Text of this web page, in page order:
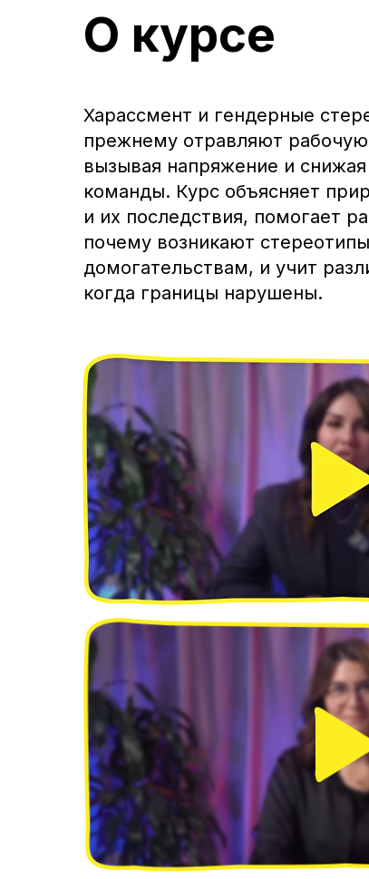
О курсе
Харассмент и гендерные
прежнему отравляют
вызывая напряжение и
команды. Курс объясняет
и их последствия, помогает
почему возникают
домогательствам, и учит
когда границы нарушены.